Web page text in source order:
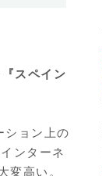
『スペイン
ション上の
ンターネ
高い。